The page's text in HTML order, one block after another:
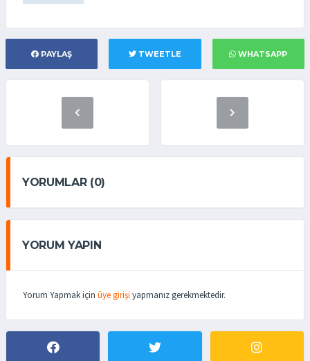
PAYLAŞ TWEETLE WHATSAPP
YORUMLAR (0)
YORUM YAPIN
Yorum Yapmak için üye girişi yapmanız gerekmektedir.